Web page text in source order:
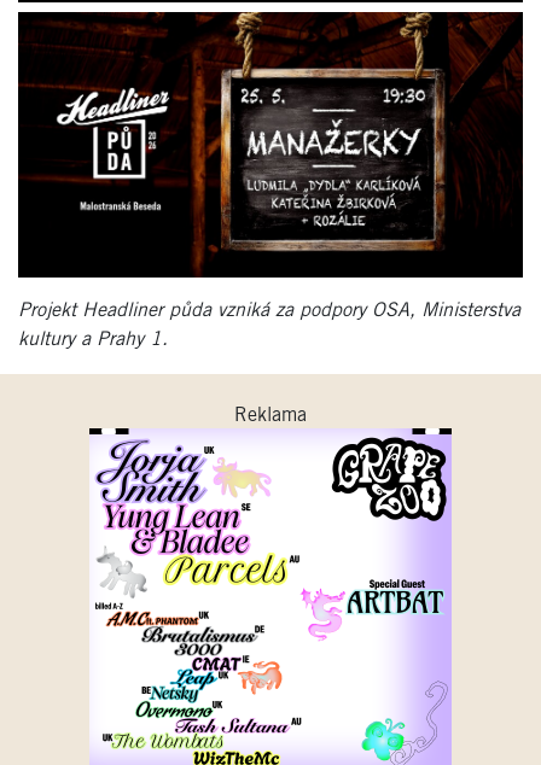
Projekt Headliner půda vzniká za podpory OSA, Ministerstva
kultury a Prahy 1.
Reklama